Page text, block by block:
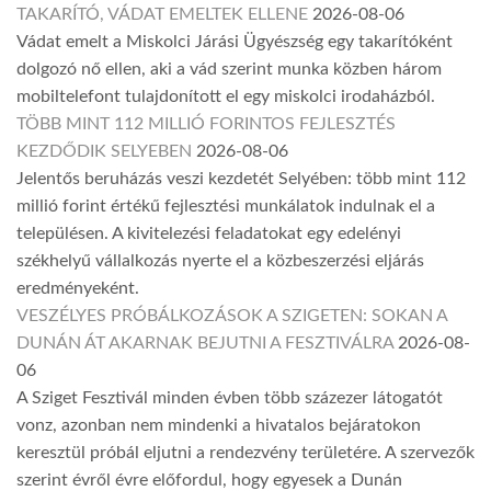
TAKARÍTÓ, VÁDAT EMELTEK ELLENE 2026-08-06
Vádat emelt a Miskolci Járási Ügyészség egy takarítóként
dolgozó nő ellen, aki a vád szerint munka közben három
mobiltelefont tulajdonított el egy miskolci irodaházból.
TÖBB MINT 112 MILLIÓ FORINTOS FEJLESZTÉS
KEZDŐDIK SELYEBEN 2026-08-06
Jelentős beruházás veszi kezdetét Selyében: több mint 112
millió forint értékű fejlesztési munkálatok indulnak el a
településen. A kivitelezési feladatokat egy edelényi
székhelyű vállalkozás nyerte el a közbeszerzési eljárás
eredményeként.
VESZÉLYES PRÓBÁLKOZÁSOK A SZIGETEN: SOKAN A
DUNÁN ÁT AKARNAK BEJUTNI A FESZTIVÁLRA 2026-08-
06
A Sziget Fesztivál minden évben több százezer látogatót
vonz, azonban nem mindenki a hivatalos bejáratokon
keresztül próbál eljutni a rendezvény területére. A szervezők
szerint évről évre előfordul, hogy egyesek a Dunán